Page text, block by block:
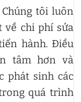
Chúng tôi luôn
về chi phí sửa
hành. Điều
tâm hơn và
phát sinh các
quá trình